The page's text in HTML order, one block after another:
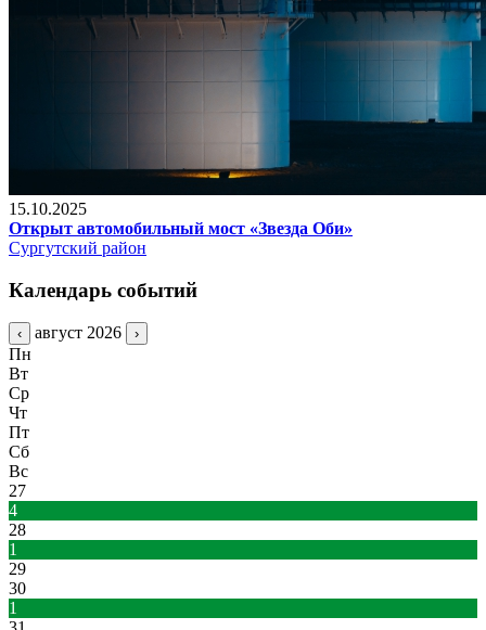
15.10.2025
Открыт автомобильный мост «Звезда Оби»
Сургутский район
Календарь событий
‹ август 2026 ›
Пн
Вт
Ср
Чт
Пт
Сб
Вс
27
4
28
1
29
30
1